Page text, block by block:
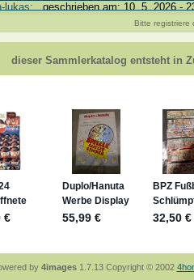
lukas:geschrieben am: 10. 5. 2026 -
geschrieben am: 10. 5.
www.ue-ei-portal-
Enkel sollte zur Strafe die nächsten
die Figuren VC307, 310, 318 und 326
Enkel hat die leider weggeworfen
lukas:
geschrieben am: 29. 4. 2026 -
www.ferrero-
einladung/
lukas:
geschrieben am: 28. 4. 2026 -
jetzt fällt es mir auch ein
geschrieben am: 28. 4.
habe ich das in Erinnerung ... oder?
lukas:geschrieben am: 28. 4. 2026 -
Bitte registriere
dieser Sammlerkatalog entsteht in
by 4images1.7.13 Copyright © 2002